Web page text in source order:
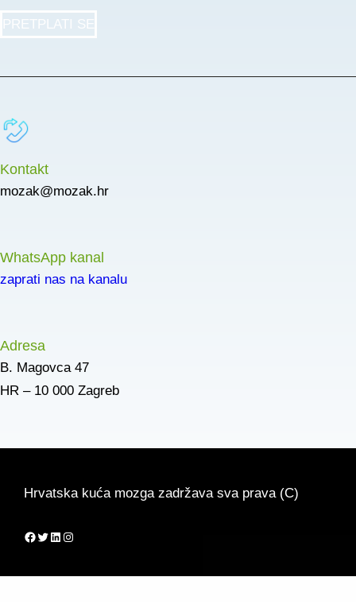
PRETPLATI SE
Kontakt
mozak@mozak.hr
WhatsApp kanal
zaprati nas na kanalu
Adresa
B. Magovca 47
HR – 10 000 Zagreb
Hrvatska kuća mozga zadržava sva prava (C)
Facebook
Twitter
LinkedIn
Instagram